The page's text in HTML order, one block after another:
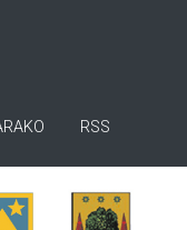
RSS